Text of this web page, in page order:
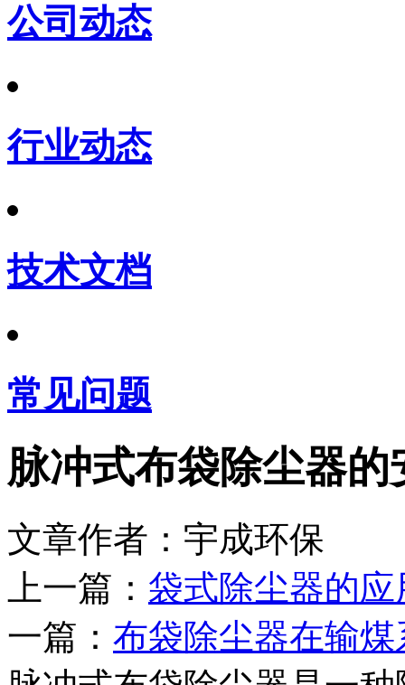
公司动态
行业动态
技术文档
常见问题
脉冲式布袋除尘器的
文章作者：宇成环保
上一篇： 袋式除尘器的
一篇： 布袋除尘器在输